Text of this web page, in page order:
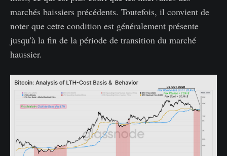
marchés baissiers précédents. Toutefois, il convient de
noter que cette condition est généralement présente
jusqu'à la fin de la période de transition du marché
haussier.